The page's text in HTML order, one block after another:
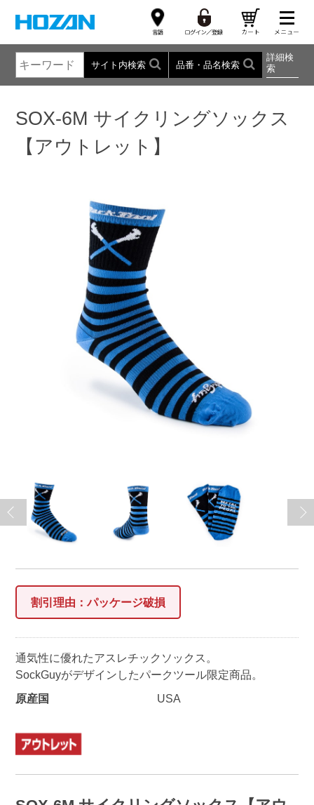
サイト内検索 品番・品名検索
詳細検
索
SOX-6M サイクリングソックス
【アウトレット】
割引理由：パッケージ破損
通気性に優れたアスレチックソックス。
SockGuyがデザインしたパークツール限定商品。
原産国
USA